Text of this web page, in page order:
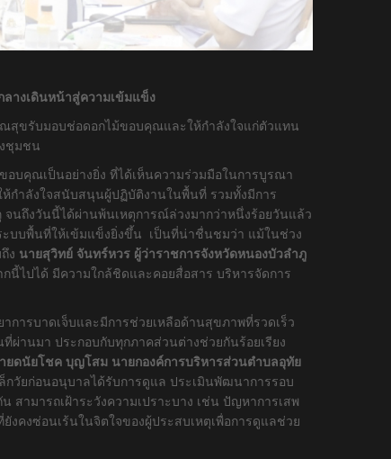
างเดินหน้าสู่ความเข้มแข็ง
สุขรับมอบช่อดอกไม้ขอบคุณและให้กำลังใจแก่ตัวแทน
ชุมชน
บคุณเป็นอย่างยิ่ง ที่ได้เห็นความร่วมมือในการบูรณา
กำลังใจสนับสนุนผู้ปฏิบัติงานในพื้นที่ รวมทั้งมีการ
จนถึงวันนี้ได้ผ่านพ้นเหตุการณ์ล่วงมากว่าหนึ่งร้อยวันแล้ว
บบพื้นที่ให้เข้มแข็งยิ่งขึ้น เป็นที่น่าชื่นชมว่า แม้ในช่วง
ง นายสุวิทย์ จันทร์หวร ผู้ว่าราชการจังหวัดหนองบัวลำภู
นี้ไปได้ มีความใกล้ชิดและคอยสื่อสาร บริหารจัดการ
ารบาดเจ็บและมีการช่วยเหลือด้านสุขภาพที่รวดเร็ว
านมา ประกอบกับทุกภาคส่วนต่างช่วยกันร้อยเรียง
ยดนัยโชค บุญโสม นายกองค์การบริหารส่วนตำบลอุทัย
กวัยก่อนอนุบาลได้รับการดูแล ประเมินพัฒนาการรอบ
ามารถเฝ้าระวังความเปราะบาง เช่น ปัญหาการเสพ
งคงซ่อนเร้นในจิตใจของผู้ประสบเหตุเพื่อการดูแลช่วย